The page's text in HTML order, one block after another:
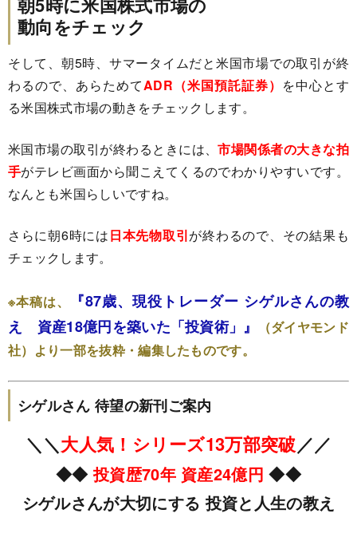
動向をチェック
そして、朝5時、サマータイムだと米国市場での取引が終
わるので、あらためてADR（米国預託証券） を中心とす
る米国株式市場の動きをチェックします。
米国市場の取引が終わるときには、市場関係者の大きな拍
手がテレビ画面から聞こえてくるのでわかりやすいです。
なんとも米国らしいですね。
さらに朝6時には日本先物取引が終わるので、その結果も
チェックします。
※本稿は、
『87歳、現役トレーダー シゲルさんの教
え 資産18億円を築いた「投資術」』
（ダイヤモンド
社） より一部を抜粋・編集したものです。
シゲルさん 待望の新刊ご案内
＼＼大人気！シリーズ13万部突破／／
◆◆ 投資歴70年 資産24億円◆◆
シゲルさんが大切にする 投資と人生の教え